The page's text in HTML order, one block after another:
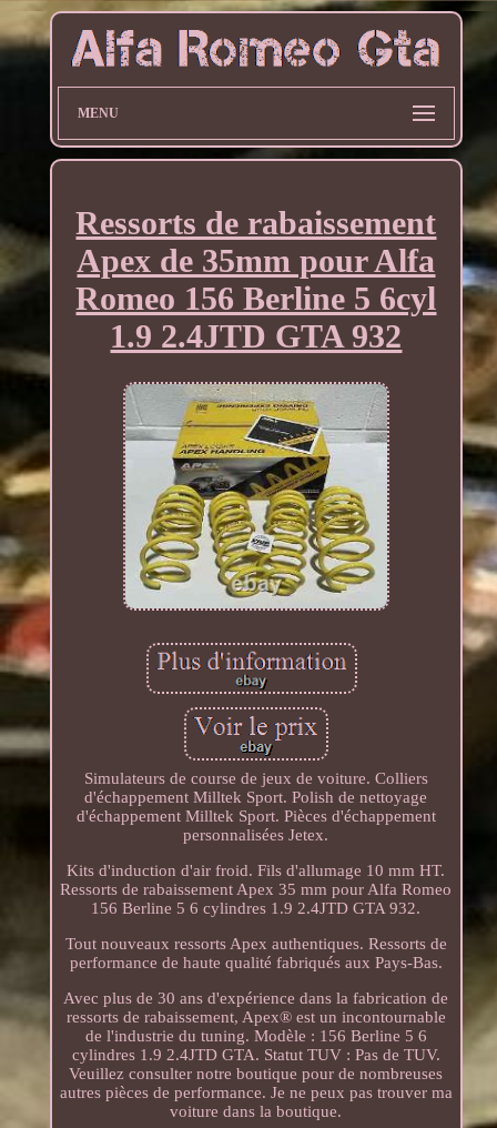
MENU
Ressorts de rabaissement
Apex de 35mm pour Alfa
Romeo 156 Berline 5 6cyl
1.9 2.4JTD GTA 932
Simulateurs de course de jeux de voiture. Colliers
d'échappement Milltek Sport. Polish de nettoyage
d'échappement Milltek Sport. Pièces d'échappement
personnalisées Jetex.
Kits d'induction d'air froid. Fils d'allumage 10 mm HT.
Ressorts de rabaissement Apex 35 mm pour Alfa Romeo
156 Berline 5 6 cylindres 1.9 2.4JTD GTA 932.
Tout nouveaux ressorts Apex authentiques. Ressorts de
performance de haute qualité fabriqués aux Pays-Bas.
Avec plus de 30 ans d'expérience dans la fabrication de
ressorts de rabaissement, Apex® est un incontournable
de l'industrie du tuning. Modèle : 156 Berline 5 6
cylindres 1.9 2.4JTD GTA. Statut TUV : Pas de TUV.
Veuillez consulter notre boutique pour de nombreuses
autres pièces de performance. Je ne peux pas trouver ma
voiture dans la boutique.